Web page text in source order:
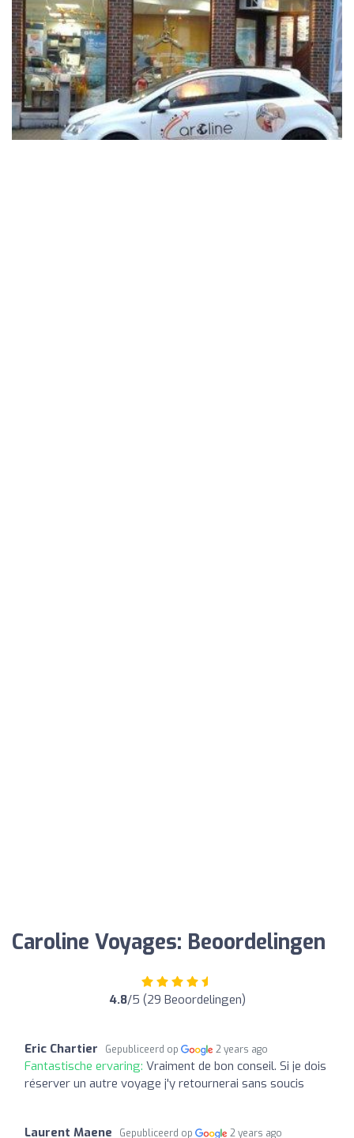
Caroline Voyages: Beoordelingen
4.8/5 (29 Beoordelingen)
Eric Chartier Gepubliceerd op 2 years ago
Fantastische ervaring: Vraiment de bon conseil. Si je dois
réserver un autre voyage j'y retournerai sans soucis
Laurent Maene Gepubliceerd op 2 years ago